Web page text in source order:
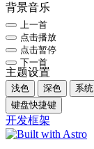
背景音乐
上一首
点击播放
点击暂停
下一首
主题设置
浅色 深色
系统
键盘快捷键
开发框架